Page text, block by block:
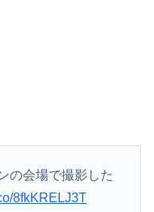
の会場で撮影した
8fkKRELJ3T